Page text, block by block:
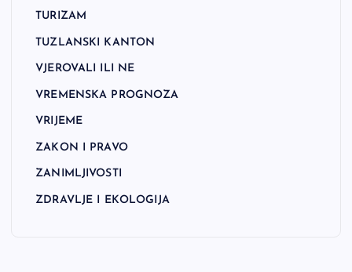
TURIZAM
TUZLANSKI KANTON
VJEROVALI ILI NE
VREMENSKA PROGNOZA
VRIJEME
ZAKON I PRAVO
ZANIMLJIVOSTI
ZDRAVLJE I EKOLOGIJA